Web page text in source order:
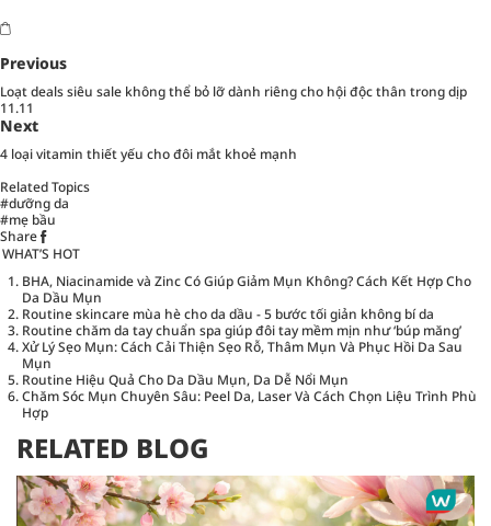
Previous
Loạt deals siêu sale không thể bỏ lỡ dành riêng cho hội độc thân trong dịp
11.11
Next
4 loại vitamin thiết yếu cho đôi mắt khoẻ mạnh
Related Topics
#dưỡng da
#mẹ bầu
Share
WHAT’S HOT
BHA, Niacinamide và Zinc Có Giúp Giảm Mụn Không? Cách Kết Hợp Cho
Da Dầu Mụn
Routine skincare mùa hè cho da dầu - 5 bước tối giản không bí da
Routine chăm da tay chuẩn spa giúp đôi tay mềm mịn như ‘búp măng’
Xử Lý Sẹo Mụn: Cách Cải Thiện Sẹo Rỗ, Thâm Mụn Và Phục Hồi Da Sau
Mụn
Routine Hiệu Quả Cho Da Dầu Mụn, Da Dễ Nổi Mụn
Chăm Sóc Mụn Chuyên Sâu: Peel Da, Laser Và Cách Chọn Liệu Trình Phù
Hợp
RELATED BLOG